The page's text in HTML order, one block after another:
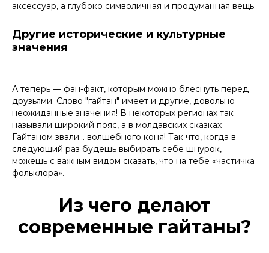
аксессуар, а глубоко символичная и продуманная вещь.
Другие исторические и культурные
значения
А теперь — фан-факт, которым можно блеснуть перед
друзьями. Слово "гайтан" имеет и другие, довольно
неожиданные значения! В некоторых регионах так
называли широкий пояс, а в молдавских сказках
Гайтаном звали... волшебного коня! Так что, когда в
следующий раз будешь выбирать себе шнурок,
можешь с важным видом сказать, что на тебе «частичка
фольклора».
Из чего делают
современные гайтаны?